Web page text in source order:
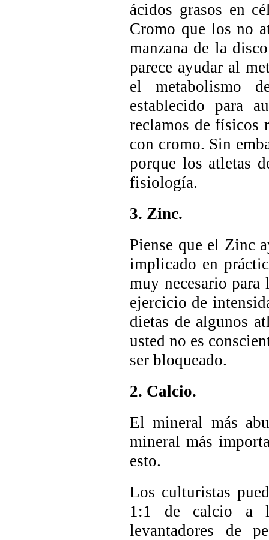
ácidos grasos en
Cromo que los no
manzana de la
parece ayudar al
el metabolismo
establecido para
reclamos de físicos
con cromo. Sin
porque los atletas
fisiología.
3. Zinc.
Piense que el Zinc
implicado en
muy necesario
ejercicio de
dietas de algunos
usted no es
ser bloqueado.
2. Calcio.
El mineral más
mineral más
esto.
Los culturistas
1:1 de calcio a
levantadores de